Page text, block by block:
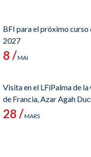
BFI para el próximo
2027
8 /MAI
Visita en el LFiPalma de
de Francia, Azar Agah
28 /MARS